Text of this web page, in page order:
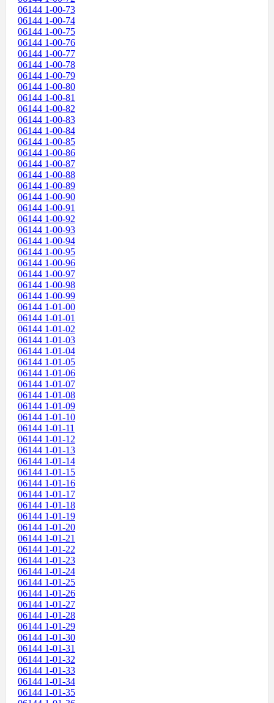
06144 1-00-73
06144 1-00-74
06144 1-00-75
06144 1-00-76
06144 1-00-77
06144 1-00-78
06144 1-00-79
06144 1-00-80
06144 1-00-81
06144 1-00-82
06144 1-00-83
06144 1-00-84
06144 1-00-85
06144 1-00-86
06144 1-00-87
06144 1-00-88
06144 1-00-89
06144 1-00-90
06144 1-00-91
06144 1-00-92
06144 1-00-93
06144 1-00-94
06144 1-00-95
06144 1-00-96
06144 1-00-97
06144 1-00-98
06144 1-00-99
06144 1-01-00
06144 1-01-01
06144 1-01-02
06144 1-01-03
06144 1-01-04
06144 1-01-05
06144 1-01-06
06144 1-01-07
06144 1-01-08
06144 1-01-09
06144 1-01-10
06144 1-01-11
06144 1-01-12
06144 1-01-13
06144 1-01-14
06144 1-01-15
06144 1-01-16
06144 1-01-17
06144 1-01-18
06144 1-01-19
06144 1-01-20
06144 1-01-21
06144 1-01-22
06144 1-01-23
06144 1-01-24
06144 1-01-25
06144 1-01-26
06144 1-01-27
06144 1-01-28
06144 1-01-29
06144 1-01-30
06144 1-01-31
06144 1-01-32
06144 1-01-33
06144 1-01-34
06144 1-01-35